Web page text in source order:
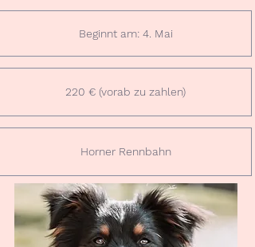
Beginnt am: 4. Mai
220 € (vorab zu zahlen)
Horner Rennbahn